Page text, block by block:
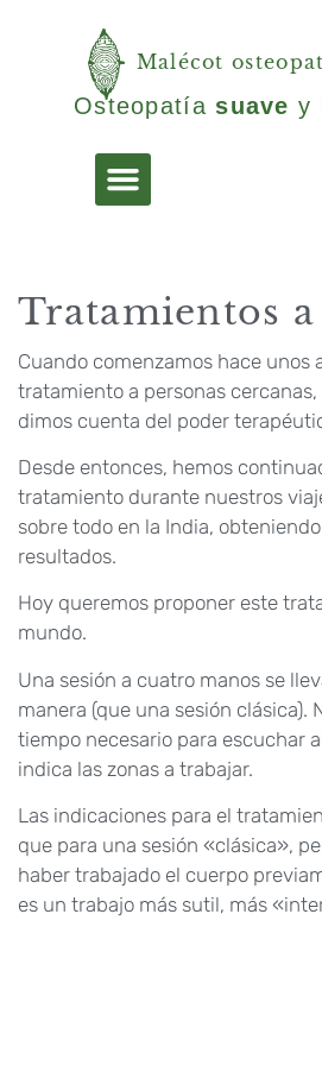
Malécot
Osteopatía suavey
Tratamientos
Cuando comenzamos hace unos
tratamiento a personas
dimos cuenta del poder
Desde entonces, hemos
tratamiento durante nuestros
sobre todo en la India,
resultados.
Hoy queremos proponer este
mundo.
Una sesión a cuatro manos se
manera (que una sesión clásica).
tiempo necesario para escuchar
indica las zonas a trabajar.
Las indicaciones para el
que para una sesión «clásica»,
haber trabajado el cuerpo
es un trabajo más sutil, más